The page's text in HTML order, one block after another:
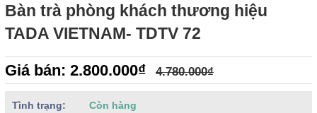
Bàn trà phòng khách thương hiệu
TADA VIETNAM- TDTV 72
Giá bán: 2.800.000₫ 4.780.000₫
Tình trạng:
Còn hàng